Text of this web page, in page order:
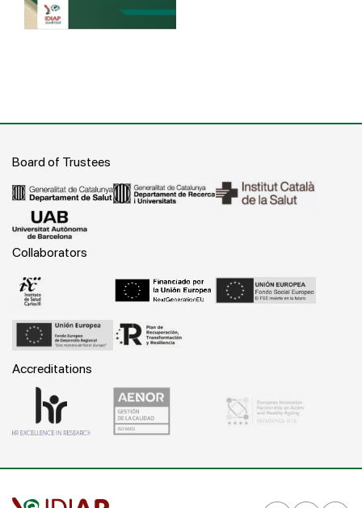
Board of Trustees
Collaborators
Accreditations